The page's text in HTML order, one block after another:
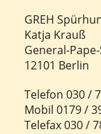
GREH
Katja Krauß
General-
12101 Berlin
Telefon 030 /
Mobil 0179 /
Telefax 030 /